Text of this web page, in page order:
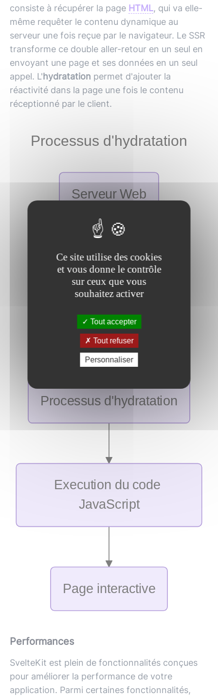
consiste à récupérer la page HTML, qui va elle-
même requêter le contenu dynamique au
serveur une fois reçue par le navigateur. Le SSR
transforme ce double aller-retour en un seul en
envoyant une page et ses données en un seul
appel. L'hydratation permet d'ajouter la
réactivité dans la page une fois le contenu
réceptionné par le client.
Performances
SvelteKit est plein de fonctionnalités conçues
pour améliorer la performance de votre
application. Parmi certaines fonctionnalités,
Ce site utilise des cookies
et vous donne le contrôle
sur ceux que vous
souhaitez activer
Tout accepter
Tout refuser
Personnaliser